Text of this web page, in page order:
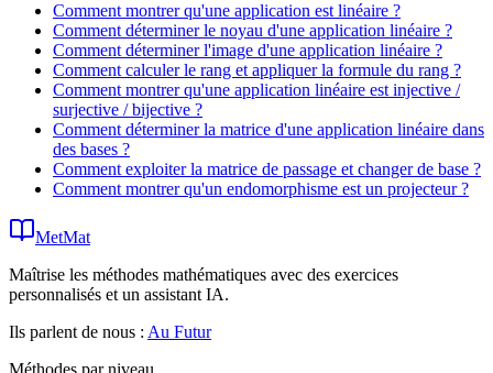
Comment montrer qu'une application est linéaire ?
Comment déterminer le noyau d'une application linéaire ?
Comment déterminer l'image d'une application linéaire ?
Comment calculer le rang et appliquer la formule du rang ?
Comment montrer qu'une application linéaire est injective /
surjective / bijective ?
Comment déterminer la matrice d'une application linéaire dans
des bases ?
Comment exploiter la matrice de passage et changer de base ?
Comment montrer qu'un endomorphisme est un projecteur ?
MetMat
Maîtrise les méthodes mathématiques avec des exercices
personnalisés et un assistant IA.
Ils parlent de nous : Au Futur